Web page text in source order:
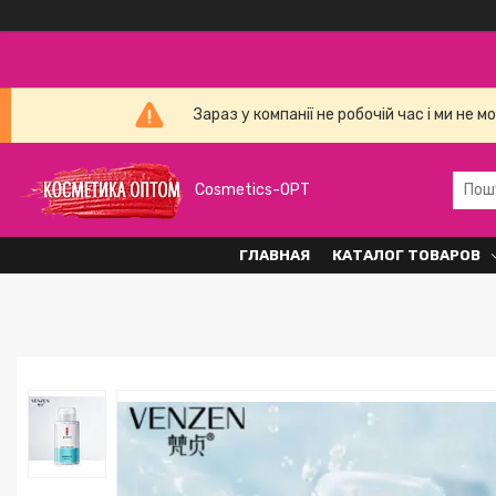
Зараз у компанії не робочій час і ми
Cosmetics-OPT
ГЛАВНАЯ КАТАЛОГ ТОВАРОВ